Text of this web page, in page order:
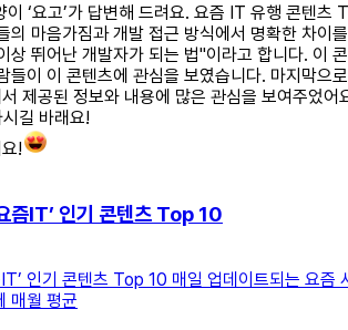
‘요고’가 답변해 드려요. 요즘 IT 유행 콘텐
의 마음가짐과 개발 접근 방식에서 명확한 차이
상 뛰어난 개발자가 되는 법"이라고 합니다. 이
들이 이 콘텐츠에 관심을 보였습니다. 마지막
제공된 정보와 내용에 많은 관심을 보여주었
길 바래요!
!
즘IT’ 인기 콘텐츠 Top 10
인기 콘텐츠 Top 10 매일 업데이트되는 요즘
매월 평균